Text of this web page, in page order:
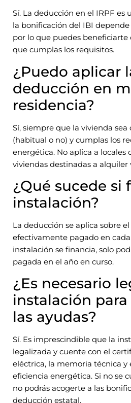
Sí. La deducción en el IRPF es
la bonificación del IBI
por lo que puedes
que cumplas los requisitos.
¿Puedo aplicar
deducción en
residencia?
Sí, siempre que la vivienda sea
(habitual o no) y cumplas los
energética. No aplica a locales
viviendas destinadas a alquiler
¿Qué sucede si
instalación?
La deducción se aplica sobre
efectivamente pagado en cada
instalación se financia, solo
pagada en el año en curso.
¿Es necesario
instalación para
las ayudas?
Sí. Es imprescindible que la
legalizada y cuente con el
eléctrica, la memoria técnica y
eficiencia energética. Si no se
no podrás acogerte a las
deducción estatal.